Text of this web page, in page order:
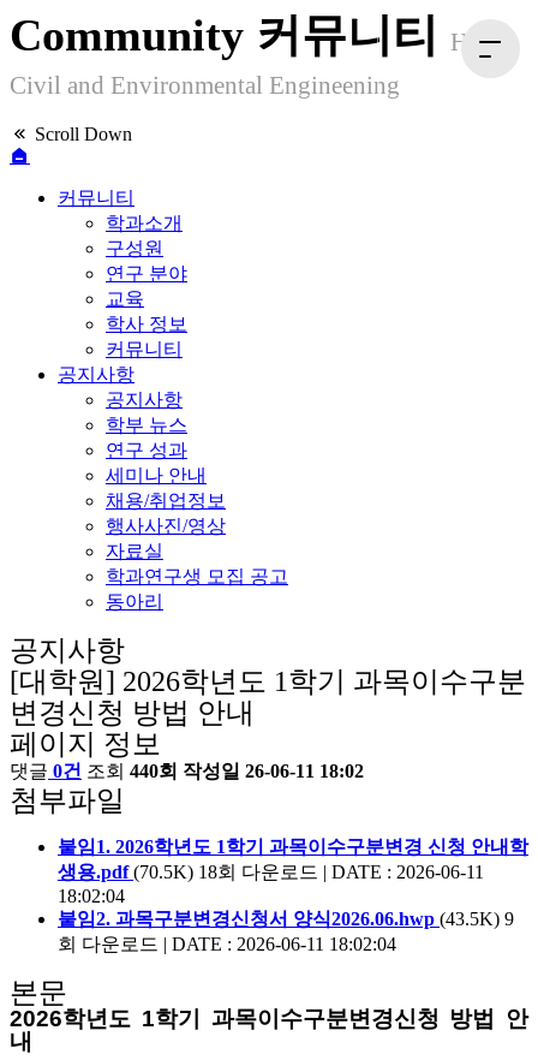
Community 커뮤니티
HYU
Civil and Environmental Engineening
Scroll Down
커뮤니티
학과소개
구성원
연구 분야
교육
학사 정보
커뮤니티
공지사항
공지사항
학부 뉴스
연구 성과
세미나 안내
채용/취업정보
행사사진/영상
자료실
학과연구생 모집 공고
동아리
공지사항
[대학원] 2026학년도 1학기 과목이수구분
변경신청 방법 안내
페이지 정보
댓글 0건 조회 440회 작성일 26-06-11 18:02
첨부파일
붙임1. 2026학년도 1학기 과목이수구분변경 신청 안내학
생용.pdf (70.5K) 18회 다운로드 | DATE : 2026-06-11
18:02:04
붙임2. 과목구분변경신청서 양식2026.06.hwp (43.5K) 9
회 다운로드 | DATE : 2026-06-11 18:02:04
본문
2026학년도 1학기 과목이수구분변경신청 방법 안
내